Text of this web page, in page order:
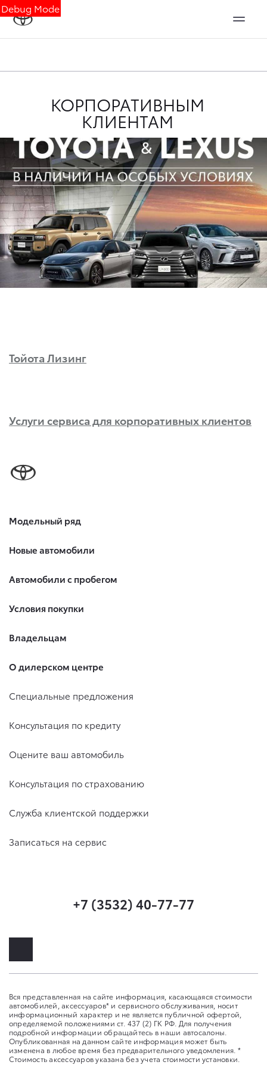
Debug Mode
КОРПОРАТИВНЫМ
КЛИЕНТАМ
Тойота Лизинг
Услуги сервиса для корпоративных клиентов
Модельный ряд
Новые автомобили
Автомобили с пробегом
Условия покупки
Владельцам
О дилерском центре
Специальные предложения
Консультация по кредиту
Оцените ваш автомобиль
Консультация по страхованию
Служба клиентской поддержки
Записаться на сервис
+7 (3532) 40-77-77
Вся представленная на сайте информация, касающаяся стоимости
автомобилей, аксессуаров* и сервисного обслуживания, носит
информационный характер и не является публичной офертой,
определяемой положениями ст. 437 (2) ГК РФ. Для получения
подробной информации обращайтесь в наши автосалоны.
Опубликованная на данном сайте информация может быть
изменена в любое время без предварительного уведомления. *
Стоимость аксессуаров указана без учета стоимости установки.